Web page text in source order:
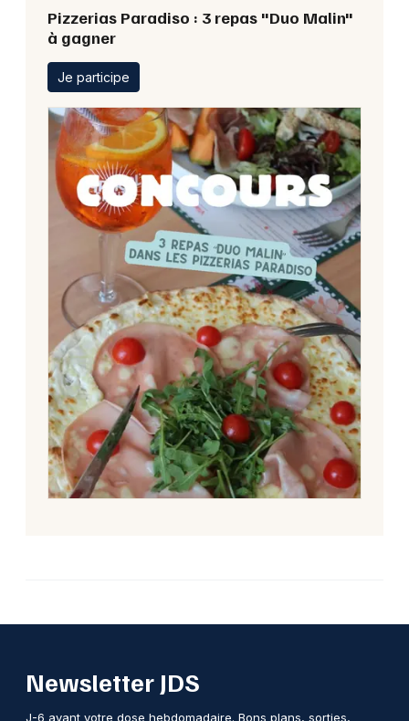
Pizzerias Paradiso : 3 repas "Duo Malin"
à gagner
Je participe
Newsletter JDS
J-6 avant votre dose hebdomadaire. Bons plans, sorties,